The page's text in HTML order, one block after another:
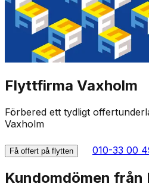
Flyttfirma Vaxholm
Förbered ett tydligt
Vaxholm
Få offert på flytten 010-33 00
Kundomdömen från